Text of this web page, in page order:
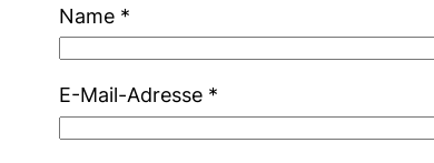
Name *
E-Mail-Adresse *